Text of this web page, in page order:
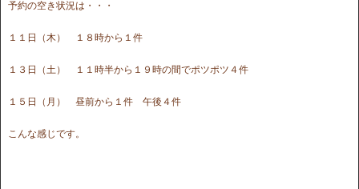
予約の空き状況は・・・
１１日（木） １８時から１件
１３日（土） １１時半から１９時の間でポツポツ４件
１５日（月） 昼前から１件 午後４件
こんな感じです。